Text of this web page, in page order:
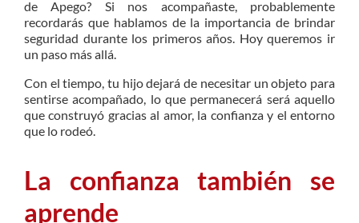
de Apego? Si nos acompañaste, probablemente
recordarás que hablamos de la importancia de brindar
seguridad durante los primeros años. Hoy queremos ir
un paso más allá.
Con el tiempo, tu hijo dejará de necesitar un objeto para
sentirse acompañado, lo que permanecerá será aquello
que construyó gracias al amor, la confianza y el entorno
que lo rodeó.
La confianza también se
aprende